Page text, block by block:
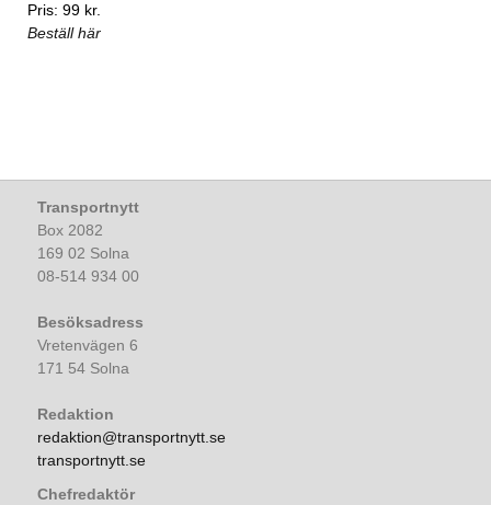
Pris: 99 kr.
Beställ här
Transportnytt
Box 2082
169 02 Solna
08-514 934 00
Besöksadress
Vretenvägen 6
171 54 Solna
Redaktion
redaktion@transportnytt.se
transportnytt.se
Chefredaktör